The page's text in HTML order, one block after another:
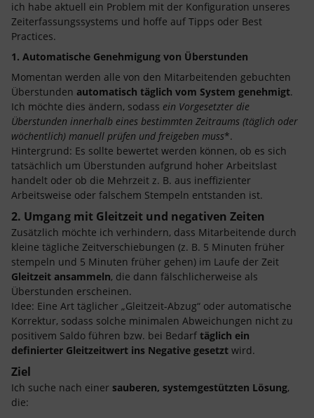
ich habe aktuell ein Problem mit der Konfiguration unseres
Zeiterfassungssystems und hoffe auf Tipps oder Best
Practices.
1. Automatische Genehmigung von Überstunden
Momentan werden alle von den Mitarbeitenden gebuchten
Überstunden automatisch täglich vom System genehmigt.
Ich möchte dies ändern, sodass ein Vorgesetzter die
Überstunden innerhalb eines bestimmten Zeitraums (täglich oder
wöchentlich) manuell prüfen und freigeben muss*.
Hintergrund: Es sollte bewertet werden können, ob es sich
tatsächlich um Überstunden aufgrund hoher Arbeitslast
handelt oder ob die Mehrzeit z. B. aus ineffizienter
Arbeitsweise oder falschem Stempeln entstanden ist.
2. Umgang mit Gleitzeit und negativen Zeiten
Zusätzlich möchte ich verhindern, dass Mitarbeitende durch
kleine tägliche Zeitverschiebungen (z. B. 5 Minuten früher
stempeln und 5 Minuten früher gehen) im Laufe der Zeit
Gleitzeit ansammeln, die dann fälschlicherweise als
Überstunden erscheinen.
Idee: Eine Art täglicher „Gleitzeit-Abzug“ oder automatische
Korrektur, sodass solche minimalen Abweichungen nicht zu
positivem Saldo führen bzw. bei Bedarf täglich ein
definierter Gleitzeitwert ins Negative gesetzt wird.
Ziel
Ich suche nach einer sauberen, systemgestützten Lösung,
die: